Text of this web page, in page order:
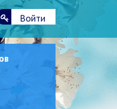
Войти